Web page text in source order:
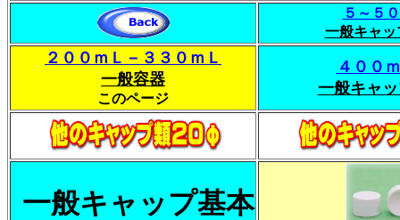
５～５
一般キャッ
２００ｍＬ－３３０ｍＬ
一般容器
このページ
４００
一般キャ
一般キャップ基本